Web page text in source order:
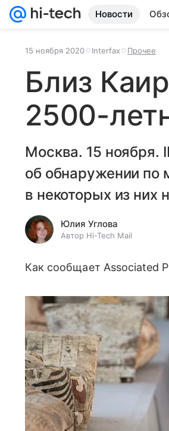
Новости
15 ноября 2020 Interfax Прочее
Близ
2500-
Москва. 15 ноября.
об обнаружении по
в некоторых из них
Юлия Углова
Автор Hi-Tech Mail
Как сообщает Associated